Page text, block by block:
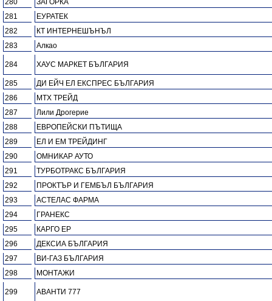
280
ЗАГОРКА
281
ЕУРАТЕК
282
КТ ИНТЕРНЕШЪНЪЛ
283
Алкао
284 ХАУС МАРКЕТ БЪЛГАРИЯ
285
ДИ ЕЙЧ ЕЛ ЕКСПРЕС БЪЛГАРИЯ
286
МТХ ТРЕЙД
287
Лили Дрогерие
288
ЕВРОПЕЙСКИ ПЪТИЩА
289
ЕЛ И ЕМ ТРЕЙДИНГ
290
ОМНИКАР АУТО
291
ТУРБОТРАКС БЪЛГАРИЯ
292
ПРОКТЪР И ГЕМБЪЛ БЪЛГАРИЯ
293
АСТЕЛАС ФАРМА
294
ГРАНЕКС
295
КАРГО ЕР
296
ДЕКСИА БЪЛГАРИЯ
297
ВИ-ГАЗ БЪЛГАРИЯ
298
МОНТАЖИ
299 АВАНТИ 777